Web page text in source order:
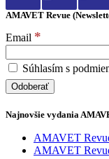
AMAVET Revue
Email *
Súhlasím s
Najnovšie vydania
AMAVET
AMAVET